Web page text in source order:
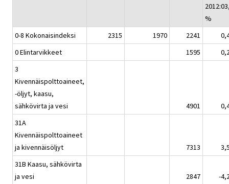
%
0-8 Kokonaisindeksi
2315 1970 2241
0 Elintarvikkeet
1595
3
Kivennäispolttoaineet,
-öljyt, kaasu,
sähkövirta ja vesi
4901
31A
Kivennäispolttoaineet
ja kivennäisöljyt
7313
31B Kaasu, sähkövirta
ja vesi
2847
-